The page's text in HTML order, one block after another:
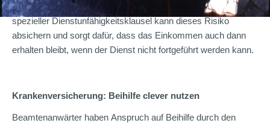
finanzielle Lücke. Eine Berufsunfähigkeitsversicherung mit
spezieller Dienstunfähigkeitsklausel kann dieses Risiko
absichern und sorgt dafür, dass das Einkommen auch dann
erhalten bleibt, wenn der Dienst nicht fortgeführt werden kann.
Krankenversicherung: Beihilfe clever nutzen
Beamtenanwärter haben Anspruch auf Beihilfe durch den